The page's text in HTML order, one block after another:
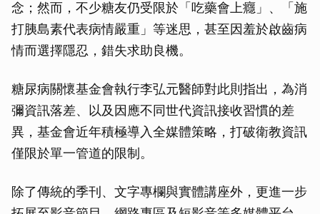
念；然而，不少糖友仍受限於「吃藥會上癮」、「施
打胰島素代表病情嚴重」等迷思，甚至因羞於啟齒病
情而選擇隱忍，錯失求助良機。
糖尿病關懷基金會執行李弘元醫師對此則指出，為消
彌資訊落差、以及因應不同世代資訊接收習慣的差
異，基金會近年積極導入全媒體策略，打破衛教資訊
僅限於單一管道的限制。
除了傳統的季刊、文字專欄與實體講座外，更進一步